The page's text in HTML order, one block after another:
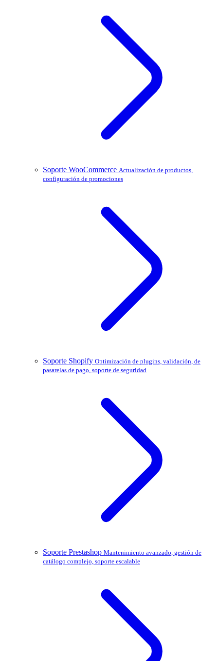
Soporte WooCommerce Actualización de productos,
configuración de promociones
Soporte Shopify Optimización de plugins, validación, de
pasarelas de pago, soporte de seguridad
Soporte Prestashop Mantenimiento avanzado, gestión de
catálogo complejo, soporte escalable